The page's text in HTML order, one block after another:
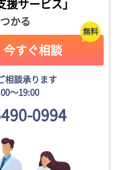
援サービス」
かる
今すぐ相談
相談承ります
〜19:00
0994